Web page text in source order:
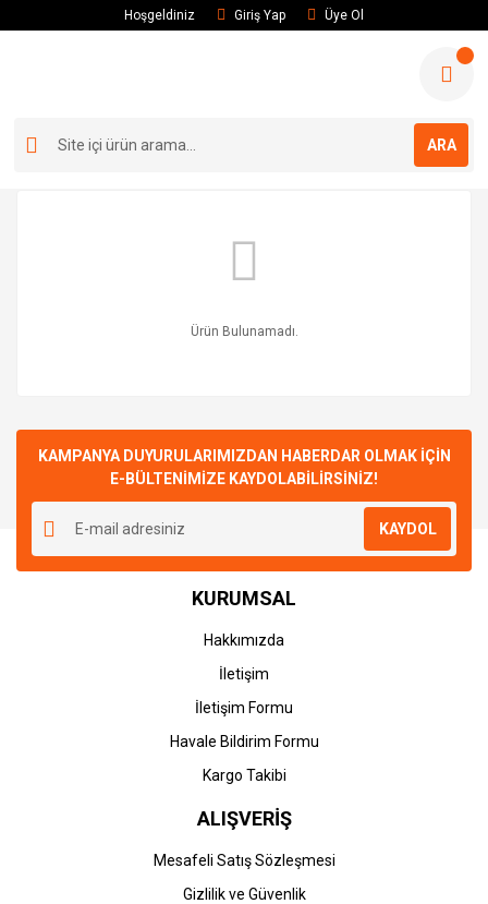
Hoşgeldiniz Giriş Yap Üye Ol
ARA
Ürün Bulunamadı.
KAMPANYA DUYURULARIMIZDAN HABERDAR OLMAK İÇİN
E-BÜLTENİMİZE KAYDOLABİLİRSİNİZ!
KAYDOL
KURUMSAL
Hakkımızda
İletişim
İletişim Formu
Havale Bildirim Formu
Kargo Takibi
ALIŞVERİŞ
Mesafeli Satış Sözleşmesi
Gizlilik ve Güvenlik